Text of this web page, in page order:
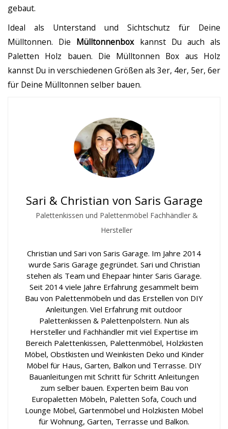
gebaut.
Ideal als Unterstand und Sichtschutz für Deine
Mülltonnen. Die Mülltonnenboxkannst Du auch als
Paletten Holz bauen. Die Mülltonnen Box aus Holz
kannst Du in verschiedenen Größen als 3er, 4er, 5er, 6er
für Deine Mülltonnen selber bauen.
Sari & Christian von Saris Garage
Palettenkissen und Palettenmöbel Fachhändler &
Hersteller
Christian und Sari von Saris Garage. Im Jahre 2014
wurde Saris Garage gegründet. Sari und Christian
stehen als Team und Ehepaar hinter Saris Garage.
Seit 2014 viele Jahre Erfahrung gesammelt beim
Bau von Palettenmöbeln und das Erstellen von DIY
Anleitungen. Viel Erfahrung mit outdoor
Palettenkissen & Palettenpolstern. Nun als
Hersteller und Fachhändler mit viel Expertise im
Bereich Palettenkissen, Palettenmöbel, Holzkisten
Möbel, Obstkisten und Weinkisten Deko und Kinder
Möbel für Haus, Garten, Balkon und Terrasse. DIY
Bauanleitungen mit Schritt für Schritt Anleitungen
zum selber bauen. Experten beim Bau von
Europaletten Möbeln, Paletten Sofa, Couch und
Lounge Möbel, Gartenmöbel und Holzkisten Möbel
für Wohnung, Garten, Terrasse und Balkon.